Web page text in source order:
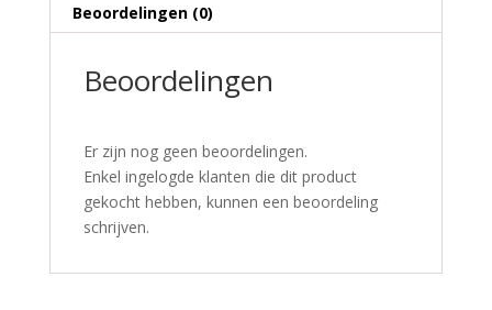
Beoordelingen (0)
Beoordelingen
Er zijn nog geen beoordelingen.
Enkel ingelogde klanten die dit product
gekocht hebben, kunnen een beoordeling
schrijven.